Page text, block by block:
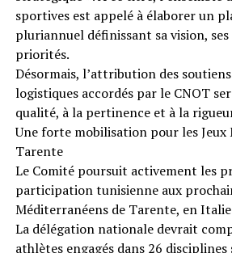
sportives est appelé à élaborer un
pluriannuel définissant sa vision,
priorités.
Désormais, l’attribution des
logistiques accordés par le CNOT
qualité, à la pertinence et à la
Une forte mobilisation pour les Jeux
Tarente
Le Comité poursuit activement les
participation tunisienne aux
Méditerranéens de Tarente, en
La délégation nationale devrait
athlètes engagés dans 26 disciplines